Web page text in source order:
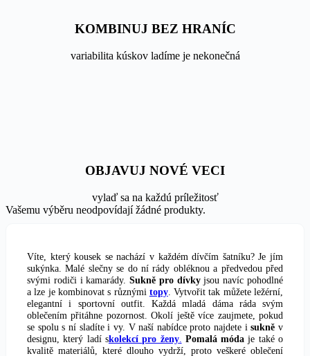
KOMBINUJ BEZ HRANÍC
variabilita kúskov ladíme je nekonečná
OBJAVUJ NOVÉ VECI
vylaď sa na každú príležitosť
Vašemu výběru neodpovídají žádné produkty.
Víte, který kousek se nachází v každém dívčím šatníku? Je jím
sukýnka. Malé slečny se do ní rády obléknou a předvedou před
svými rodiči i kamarády.Sukně pro dívkyjsou navíc pohodlné
a lze je kombinovat s různými topy. Vytvořit tak můžete ležérní,
elegantní i sportovní outfit. Každá mladá dáma ráda svým
oblečením přitáhne pozornost. Okolí ještě více zaujmete, pokud
se spolu s ní sladíte i vy. V naší nabídce proto najdete isukně v
designu, který ladí skolekcí pro ženy. Pomalá móda je také o
kvalitě materiálů, které dlouho vydrží, proto veškeré oblečení